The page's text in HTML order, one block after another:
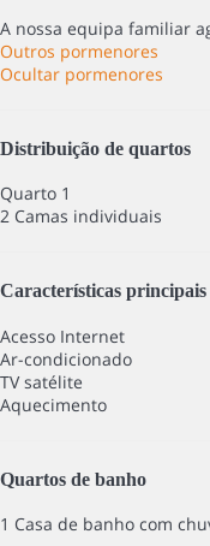
A nossa equipa familiar
Outros pormenores
Ocultar pormenores
Distribuição de quartos
Quarto 1
2 Camas individuais
Características principais
Acesso Internet
Ar-condicionado
TV satélite
Aquecimento
Quartos de banho
1 Casa de banho com